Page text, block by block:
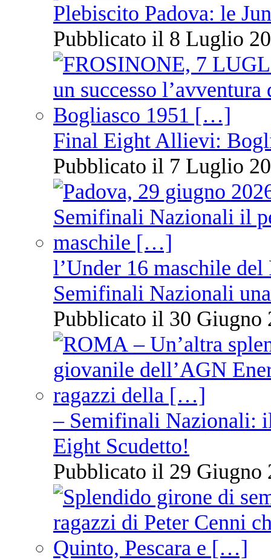
Plebiscito Padova: le
Pubblicato il 8 Luglio
Final Eight Allievi:
Pubblicato il 7 Luglio
l’Under 16 maschile
Semifinali Nazionali
Pubblicato il 30 Giugno
– Semifinali Nazionali:
Eight Scudetto!
Pubblicato il 29 Giugno